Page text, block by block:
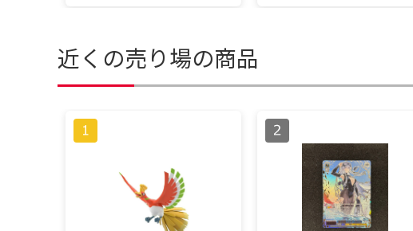
近くの売り場の商品